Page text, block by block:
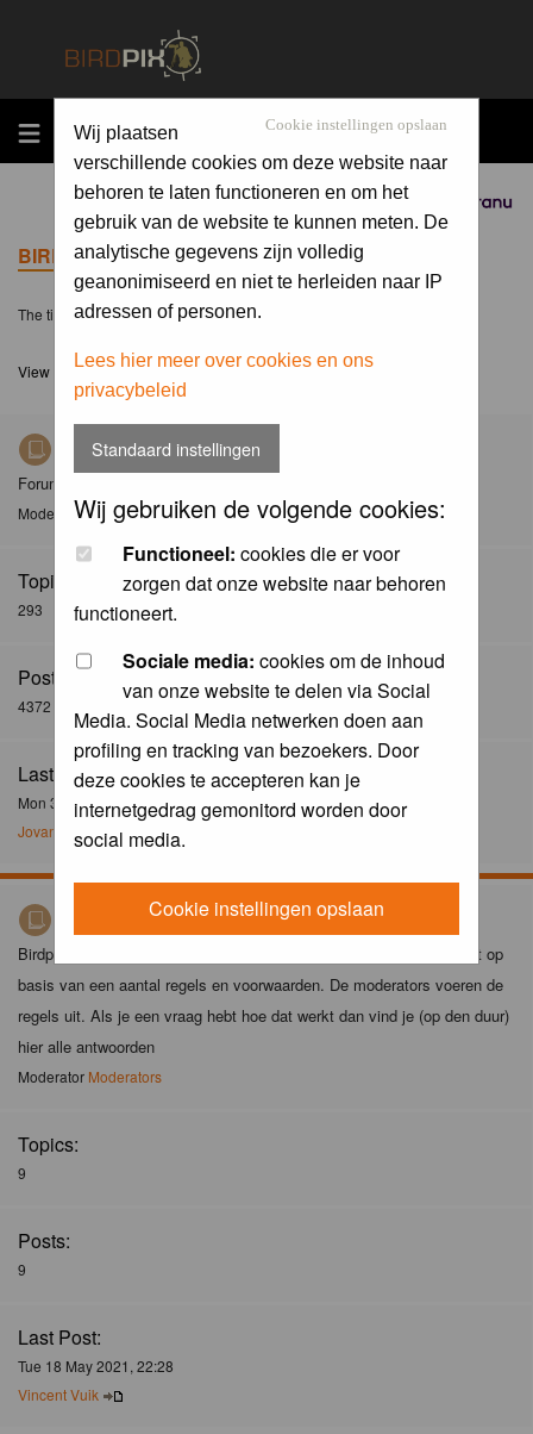
MENU
Sponsored by
Cookie instellingen opslaan
Wij plaatsen
verschillende cookies om deze website naar
behoren te laten functioneren en om het
gebruik van de website te kunnen meten. De
analytische gegevens zijn volledig
geanonimiseerd en niet te herleiden naar IP
adressen of personen.
Lees hier meer over cookies en ons
privacybeleid
Standaard instellingen
Wij gebruiken de volgende cookies:
Functioneel: cookies die er voor
zorgen dat onze website naar behoren
functioneert.
Sociale media: cookies om de inhoud
van onze website te delen via Social
Media. Social Media netwerken doen aan
profiling en tracking van bezoekers. Door
deze cookies te accepteren kan je
internetgedrag gemonitord worden door
social media.
Cookie instellingen opslaan
BIRDPIX.NL FORUM INDEX
The time now is Sat 08 Aug 2026, 18:54
View unanswered posts
Nieuws
Forum met nieuwsberichten over Birdpix
ModeratorModerators
Topics:
293
Posts:
4372
Last Post:
Mon 30 Dec 2024, 21:02
Jovanzo
Birdpix spelregels
Birdpix is niet zomaar een foto-site. Het plaatsen van foto's gebeurt op
basis van een aantal regels en voorwaarden. De moderators voeren de
regels uit. Als je een vraag hebt hoe dat werkt dan vind je (op den duur)
hier alle antwoorden
Moderator Moderators
Topics:
9
Posts:
9
Last Post:
Tue 18 May 2021, 22:28
Vincent Vuik